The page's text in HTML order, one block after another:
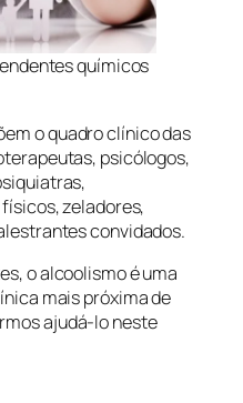
químicos
o quadro clínico das
psicólogos,
zeladores,
convidados.
o alcoolismo é uma
mais próxima de
ajudá-lo neste